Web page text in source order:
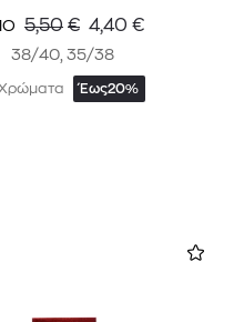
5,50 € 4,40 €
38/40, 35/38
Έως20%